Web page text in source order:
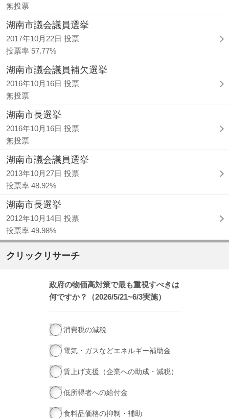
無投票
湖南市議会議員選挙
2017年10月22日 投票
投票率 57.77%
湖南市議会議員補欠選挙
2016年10月16日 投票
無投票
湖南市長選挙
2016年10月16日 投票
無投票
湖南市議会議員選挙
2013年10月27日 投票
投票率 48.92%
湖南市長選挙
2012年10月14日 投票
投票率 49.98%
クリックリサーチ
政府の物価高対策で最も重視すべきは
何ですか？（2026/5/21~6/3実施）
消費税の減税
電気・ガスなどエネルギー補助金
賃上げ支援（企業への助成・減税）
低所得者への給付金
食料品価格の抑制・補助